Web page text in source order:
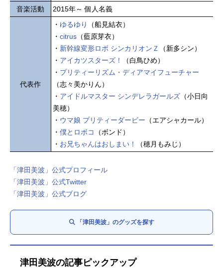
音楽活動
2015年～ 個人名義
代表作
・ ゆるゆり
（船見結衣）
・ citrus （藍原芽衣）
・ 新幹線変形ロボ シンカリオンＺ
（新多シン）
・ アイカツスターズ！
（白鳥ひめ）
・ プリティーリズム・ディアマイフューチャー
（志々美かりん）
・ アイドルマスター シンデレラガールズ （小日向
美穂）
・ ウマ娘 プリティーダービー （エアシャカール）
・ 僕とロボコ
（ボンド）
・ お兄ちゃんはおしまい！ （穂月もみじ）
「津田美波」公式プロフィール
「津田美波」公式Twitter
「津田美波」公式ブログ
「津田美波」のグッズを探す
津田美波の記事ピックアップ